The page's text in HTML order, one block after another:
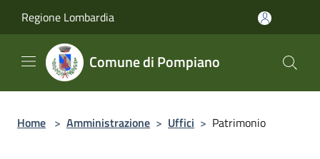
Regione Lombardia
Comune di Pompiano
Home > Amministrazione > Uffici > Patrimonio